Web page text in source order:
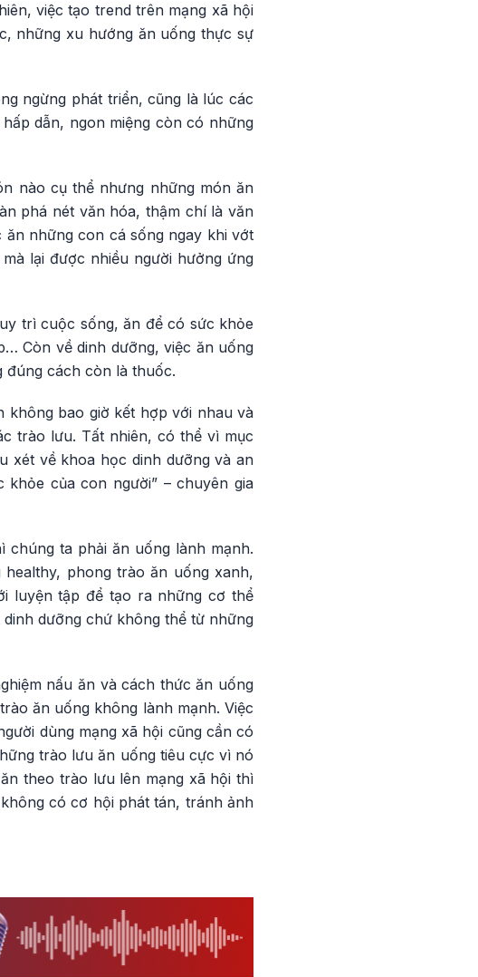
việc tạo trend trên mạng xã hội
những xu hướng ăn uống thực sự
ngừng phát triển, cũng là lúc các
dẫn, ngon miệng còn có những
nào cụ thể nhưng những món ăn
phá nét văn hóa, thậm chí là văn
những con cá sống ngay khi vớt
lại được nhiều người hưởng ứng
trì cuộc sống, ăn để có sức khỏe
Còn về dinh dưỡng, việc ăn uống
cách còn là thuốc.
không bao giờ kết hợp với nhau và
trào lưu. Tất nhiên, có thể vì mục
xét về khoa học dinh dưỡng và an
của con người” – chuyên gia
chúng ta phải ăn uống lành mạnh.
phong trào ăn uống xanh,
luyện tập để tạo ra những cơ thể
dưỡng chứ không thể từ những
nấu ăn và cách thức ăn uống
ăn uống không lành mạnh. Việc
dùng mạng xã hội cũng cần có
trào lưu ăn uống tiêu cực vì nó
theo trào lưu lên mạng xã hội thì
có cơ hội phát tán, tránh ảnh